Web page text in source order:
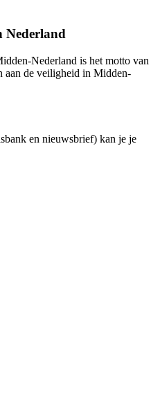
Nederland
Nederland is het motto van
aan de veiligheid in Midden-
en nieuwsbrief) kan je je